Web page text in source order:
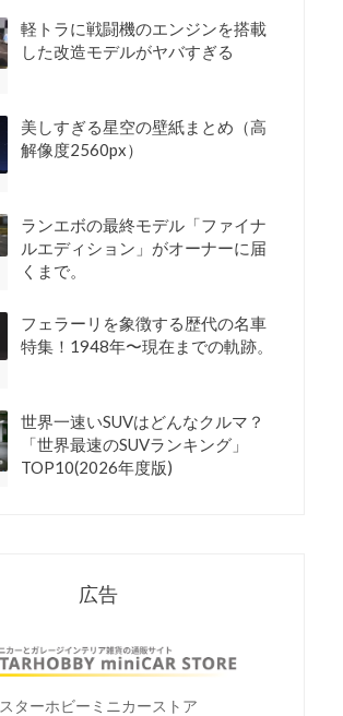
軽トラに戦闘機のエンジンを搭載
した改造モデルがヤバすぎる
美しすぎる星空の壁紙まとめ（高
解像度2560px）
ランエボの最終モデル「ファイナ
ルエディション」がオーナーに届
くまで。
フェラーリを象徴する歴代の名車
特集！1948年〜現在までの軌跡。
世界一速いSUVはどんなクルマ？
「世界最速のSUVランキング」
TOP10(2026年度版)
広告
スターホビーミニカーストア